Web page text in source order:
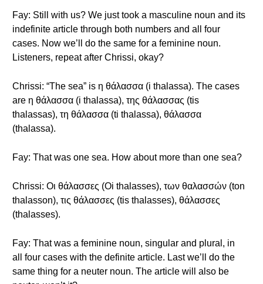
Fay: Still with us? We just took a masculine noun and its
indefinite article through both numbers and all four
cases. Now we’ll do the same for a feminine noun.
Listeners, repeat after Chrissi, okay?
Chrissi: “The sea” is η θάλασσα (i thalassa). The cases
are η θάλασσα (i thalassa), της θάλασσας (tis
thalassas), τη θάλασσα (ti thalassa), θάλασσα
(thalassa).
Fay: That was one sea. How about more than one sea?
Chrissi: Οι θάλασσες (Oi thalasses), των θαλασσών (ton
thalasson), τις θάλασσες (tis thalasses), θάλασσες
(thalasses).
Fay: That was a feminine noun, singular and plural, in
all four cases with the definite article. Last we’ll do the
same thing for a neuter noun. The article will also be